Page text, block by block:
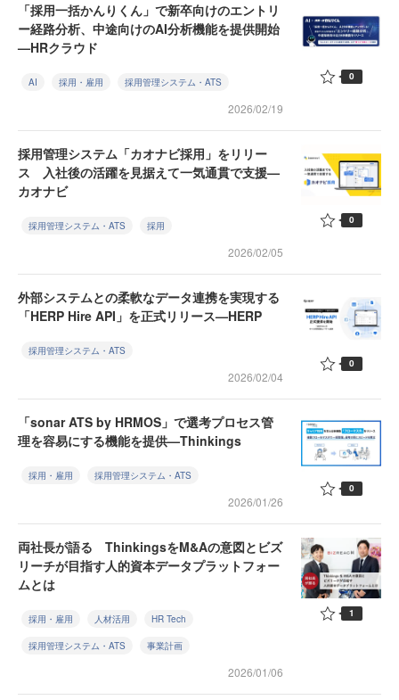
「採用一括かんりくん」で新卒向けのエントリ
ー経路分析、中途向けのAI分析機能を提供開始
—HRクラウド
AI 採用・雇用 採用管理システム・ATS
2026/02/19
0
採用管理システム「カオナビ採用」をリリー
ス 入社後の活躍を見据えて一気通貫で支援—
カオナビ
採用管理システム・ATS 採用
2026/02/05
0
外部システムとの柔軟なデータ連携を実現する
「HERP Hire API」を正式リリース—HERP
採用管理システム・ATS
2026/02/04
0
「sonar ATS by HRMOS」で選考プロセス管
理を容易にする機能を提供—Thinkings
採用・雇用 採用管理システム・ATS
2026/01/26
0
両社長が語る ThinkingsをM&Aの意図とビズ
リーチが目指す人的資本データプラットフォー
ムとは
採用・雇用 人材活用 HR Tech
採用管理システム・ATS 事業計画
2026/01/06
1